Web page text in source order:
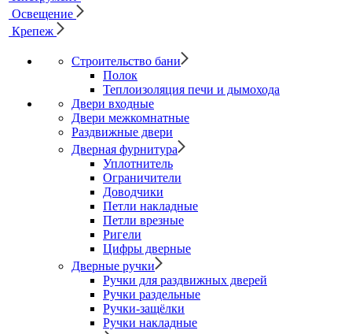
Освещение
Крепеж
Строительство бани
Полок
Теплоизоляция печи и дымохода
Двери входные
Двери межкомнатные
Раздвижные двери
Дверная фурнитура
Уплотнитель
Ограничители
Доводчики
Петли накладные
Петли врезные
Ригели
Цифры дверные
Дверные ручки
Ручки для раздвижных дверей
Ручки раздельные
Ручки-защёлки
Ручки накладные